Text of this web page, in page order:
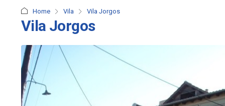
Home Vila Vila Jorgos
Vila Jorgos